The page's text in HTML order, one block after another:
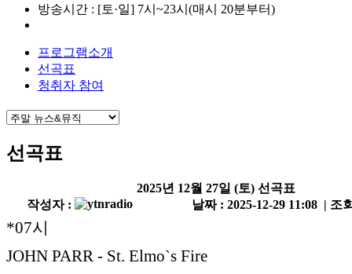
방송시간 : [토·일] 7시~23시(매시 20분부터)
프로그램소개
선곡표
청취자 참여
선곡표
2025년 12월 27일 (토) 선곡표
작성자 :
날짜 : 2025-12-29 11:08 | 조
*07시
JOHN PARR - St. Elmo`s Fire